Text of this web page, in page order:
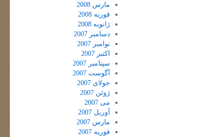
مارس 2008
فوریه 2008
ژانویه 2008
دسامبر 2007
نوامبر 2007
اکتبر 2007
سپتامبر 2007
آگوست 2007
جولای 2007
ژوئن 2007
می 2007
آوریل 2007
مارس 2007
فوریه 2007